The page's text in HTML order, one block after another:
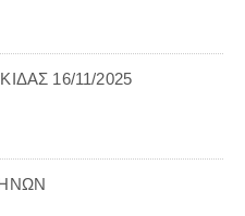
16/11/2025